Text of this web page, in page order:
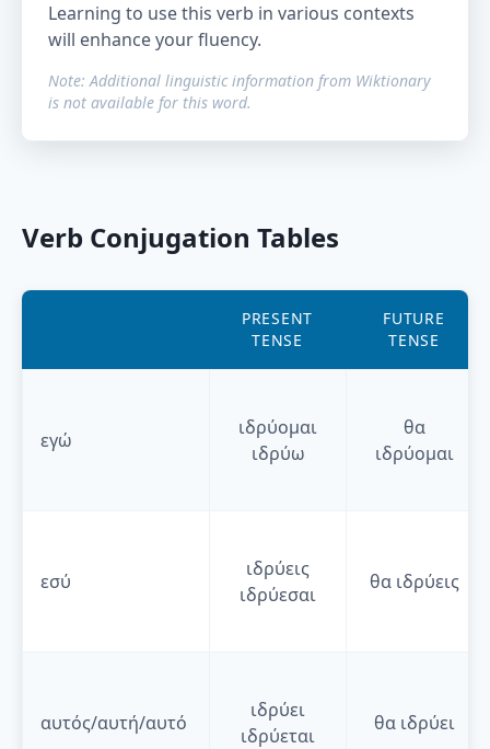
Learning to use this verb in various contexts
will enhance your fluency.
Note: Additional linguistic information from Wiktionary
is not available for this word.
Verb Conjugation Tables
PRESENT
TENSE
FUTURE
TENSE
εγώ
ιδρύομαι
ιδρύω
θα
ιδρύομαι
εσύ
ιδρύεις
ιδρύεσαι
θα ιδρύεις
αυτός/αυτή/αυτό
ιδρύει
ιδρύεται
θα ιδρύει